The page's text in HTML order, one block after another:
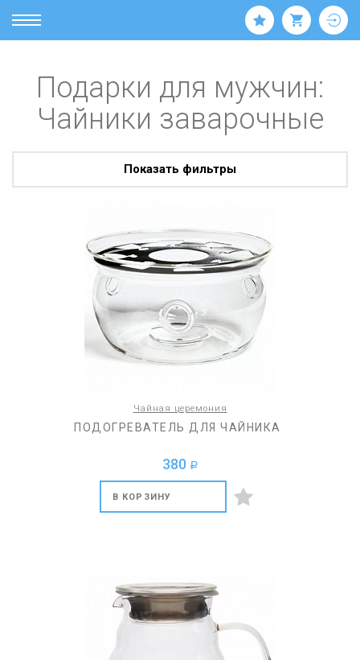
Подарки для мужчин:
Чайники заварочные
Показать фильтры
Чайная церемония
ПОДОГРЕВАТЕЛЬ ДЛЯ ЧАЙНИКА
380 a
В КОРЗИНУ